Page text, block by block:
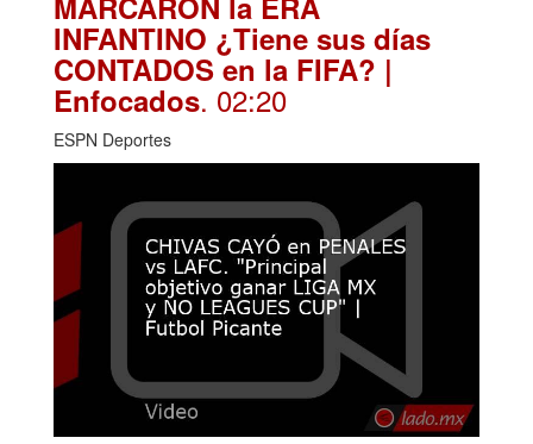
INFANTINO ¿Tiene sus días
CONTADOS en la FIFA? |
Enfocados. 02:20
ESPN Deportes